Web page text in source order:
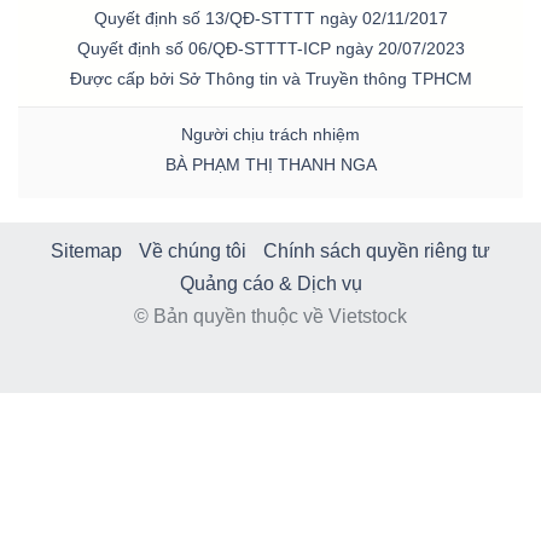
Quyết định số 13/QĐ-STTTT ngày 02/11/2017
Quyết định số 06/QĐ-STTTT-ICP ngày 20/07/2023
Được cấp bởi Sở Thông tin và Truyền thông TPHCM
Người chịu trách nhiệm
BÀ PHẠM THỊ THANH NGA
Sitemap Về chúng tôi
Chính sách quyền riêng tư
Quảng cáo & Dịch vụ
© Bản quyền thuộc về Vietstock